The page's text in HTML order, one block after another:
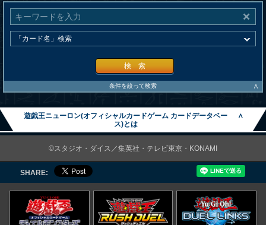
検 索
条件を絞って検索 ∧
遊戯王ニューロン(オフィシャルカードゲーム カードデータベー
ス)とは
∧
©スタジオ・ダイス／集英社・テレビ東京・KONAMI
SHARE: